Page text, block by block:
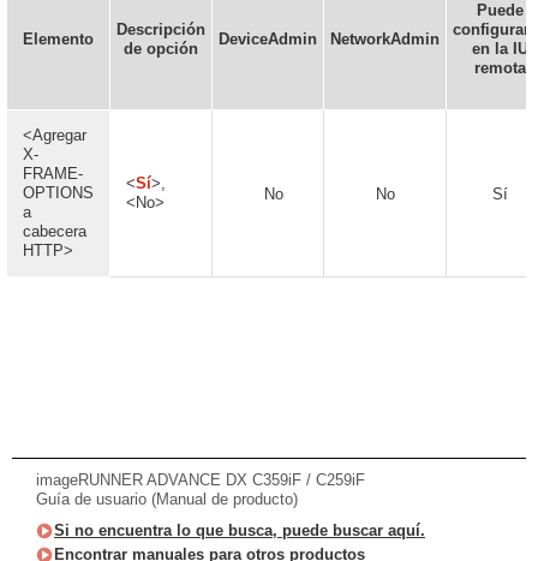
Elemento
Descripción
de opción
DeviceAdmin NetworkAdmin
Puede
en la IU
remota
<Agregar
X-
FRAME-
OPTIONS
a
cabecera
HTTP>
<Sí>,
<No>
No No Sí
imageRUNNER ADVANCE DX C359iF / C259iF
Guía de usuario (Manual de producto)
Si no encuentra lo que busca, puede buscar aquí.
Encontrar manuales para otros productos